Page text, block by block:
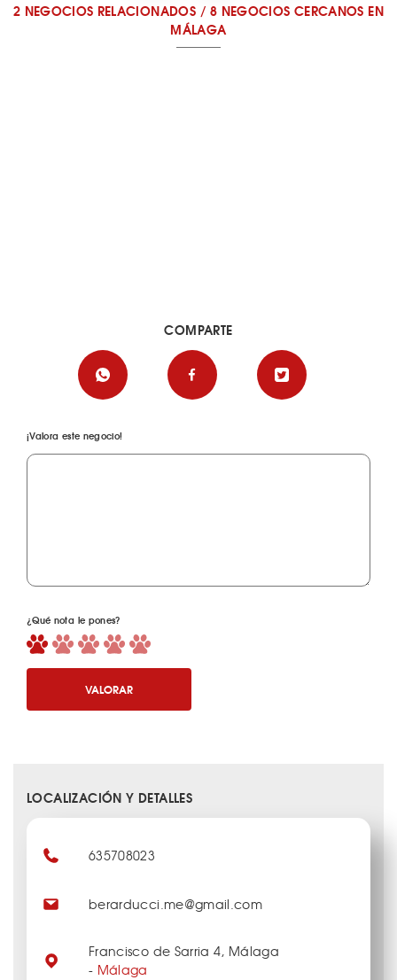
2 NEGOCIOS RELACIONADOS/8 NEGOCIOS CERCANOS EN
MÁLAGA
¡Valora este negocio!
¿Qué nota le pones?
VALORAR
COMPARTE
LOCALIZACIÓN Y DETALLES
635708023
berarducci.me@gmail.com
Francisco de Sarria 4, Málaga
- Málaga